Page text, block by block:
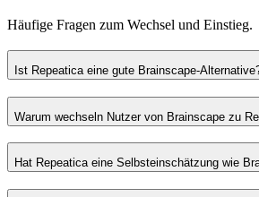
Häufige Fragen zum Wechsel und Einstieg.
Ist Repeatica eine gute Brainscape-
Warum wechseln Nutzer von Brainscape zu
Hat Repeatica eine Selbsteinschätzung wie